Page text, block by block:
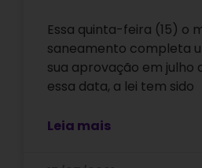
Essa quinta-feira (15) o
saneamento completa
sua aprovação em julho
essa data, a lei tem sido
Leia mais